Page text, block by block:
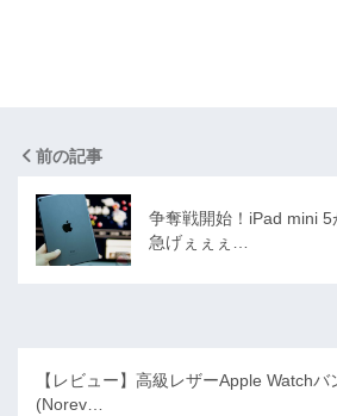
前の記事
争奪戦開始！iPad mini 5
急げぇぇぇ…
【レビュー】高級レザーApple Watchバ
(Norev…